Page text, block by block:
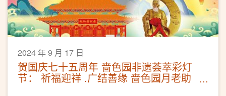
2024 年 9 月 17 日
贺国庆七十五周年 啬色园非遗荟萃彩灯
节： 祈福迎祥 .广结善缘 啬色园月老助